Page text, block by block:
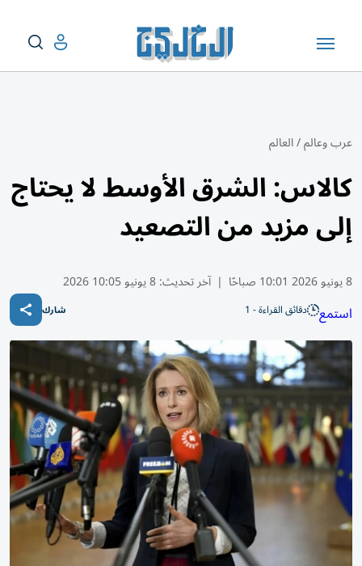
عرب وعالم/العالم
كالاس: الشرق الأوسط لا يحتاج
إلى مزيد من التصعيد
8 يونيو 2026 10:01 صباحًا | آخر تحديث:8 يونيو 10:05 2026
استمع دقائق القراءة - 1 شارك